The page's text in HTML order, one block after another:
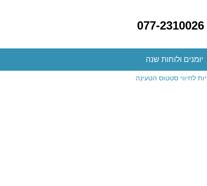
077-2310026
יומנים ולוחות שנה